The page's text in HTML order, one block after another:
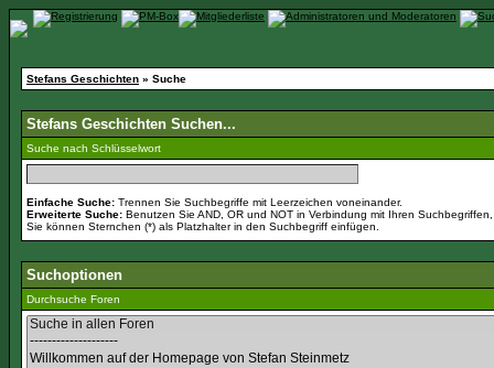
Stefans Geschichten » Suche
Stefans Geschichten Suchen...
Suche nach Schlüsselwort
Einfache Suche: Trennen Sie Suchbegriffe mit Leerzeichen voneinander.
Erweiterte Suche: Benutzen Sie AND, OR und NOT in Verbindung mit Ihren
Sie können Sternchen (*) als Platzhalter in den Suchbegriff einfügen.
Suchoptionen
Durchsuche Foren